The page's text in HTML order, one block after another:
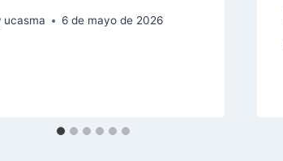
ucasma 6 de mayo de 2026